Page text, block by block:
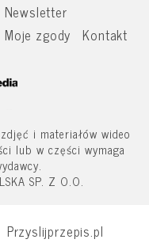
Newsletter
Moje zgody Kontakt
i materiałów wideo
lub w części wymaga
SP. Z O.O.
Przyslijprzepis.pl